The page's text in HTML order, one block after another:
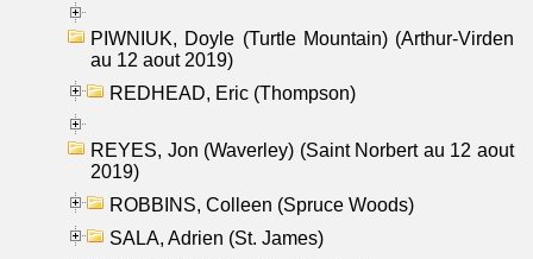
PIWNIUK, Doyle (Turtle Mountain) (Arthur-Virden
au 12 aout 2019)
REDHEAD, Eric (Thompson)
REYES, Jon (Waverley) (Saint Norbert au 12 aout
2019)
ROBBINS, Colleen (Spruce Woods)
SALA, Adrien (St. James)